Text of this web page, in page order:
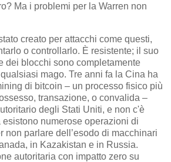
Ma i problemi per la Warren non
creato per attacchi come questi,
o controllarlo. È resistente; il suo
dei blocchi sono completamente
mago. Tre anni fa la Cina ha
di bitcoin – un processo fisico più
transazione, o convalida –
degli Stati Uniti, e non c'è
numerose operazioni di
non parlare dell’esodo di macchinari
in Kazakistan e in Russia.
autoritaria con impatto zero su